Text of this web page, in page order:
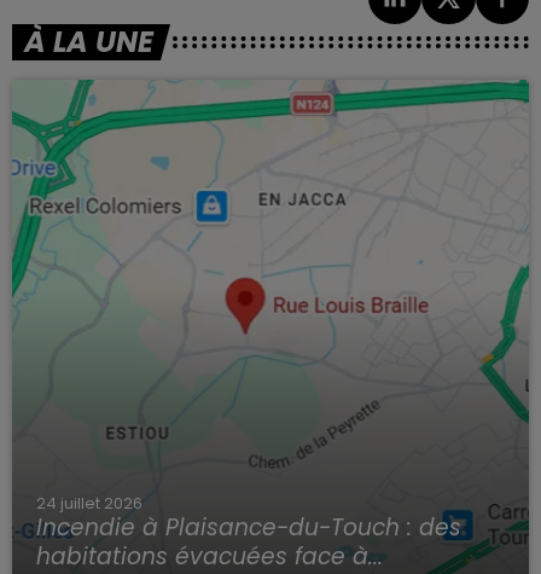
À LA UNE
24 juillet 2026
Incendie à Plaisance-du-Touch : des
habitations évacuées face à...